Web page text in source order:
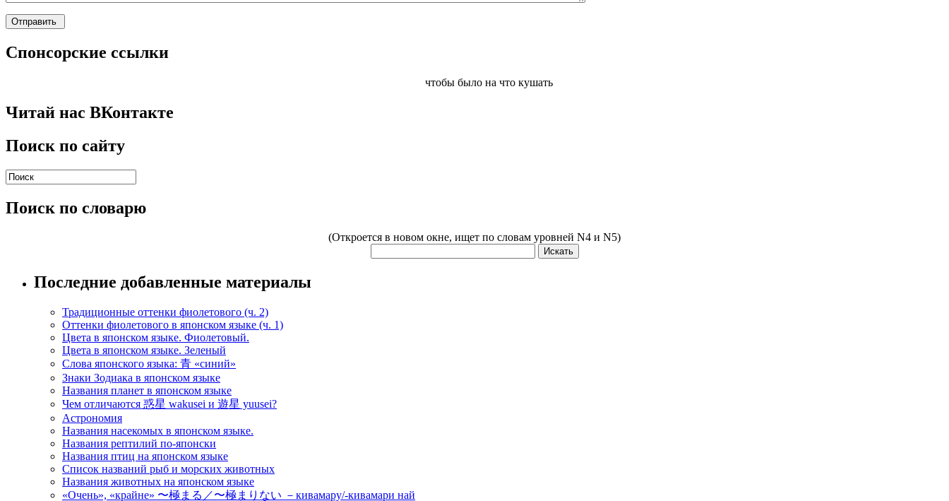
Спонсорские ссылки
чтобы было на что кушать
Читай нас ВКонтакте
Поиск по сайту
Поиск по словарю
(Откроется в новом окне, ищет по словам уровней N4 и N5)
Последние добавленные материалы
Традиционные оттенки фиолетового (ч. 2)
Оттенки фиолетового в японском языке (ч. 1)
Цвета в японском языке. Фиолетовый.
Цвета в японском языке. Зеленый
Слова японского языка: 青 «синий»
Знаки Зодиака в японском языке
Названия планет в японском языке
Чем отличаются 惑星 wakusei и 遊星 yuusei?
Астрономия
Названия насекомых в японском языке.
Названия рептилий по-японски
Названия птиц на японском языке
Список названий рыб и морских животных
Названия животных на японском языке
«Очень», «крайне» 〜極まる／〜極まりない －кивамару/-кивамари най